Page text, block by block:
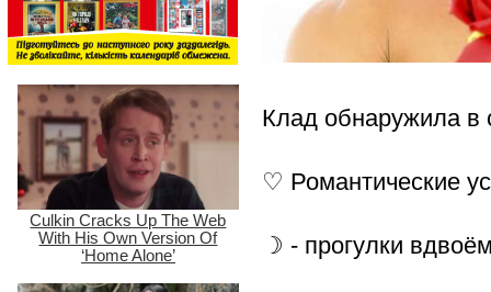
Клад обнаружила в
♡ Романтические
☽ - прогулки